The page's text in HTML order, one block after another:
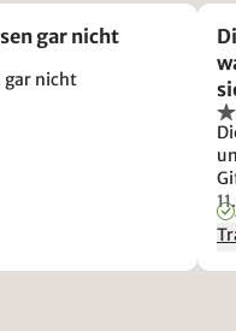
gar nicht
gar nicht